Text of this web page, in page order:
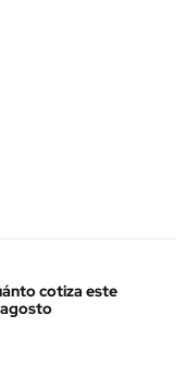
cotiza este